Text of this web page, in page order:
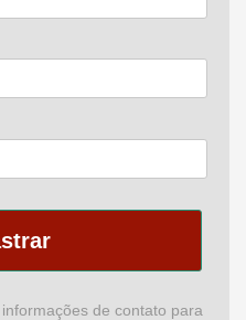
de contato para